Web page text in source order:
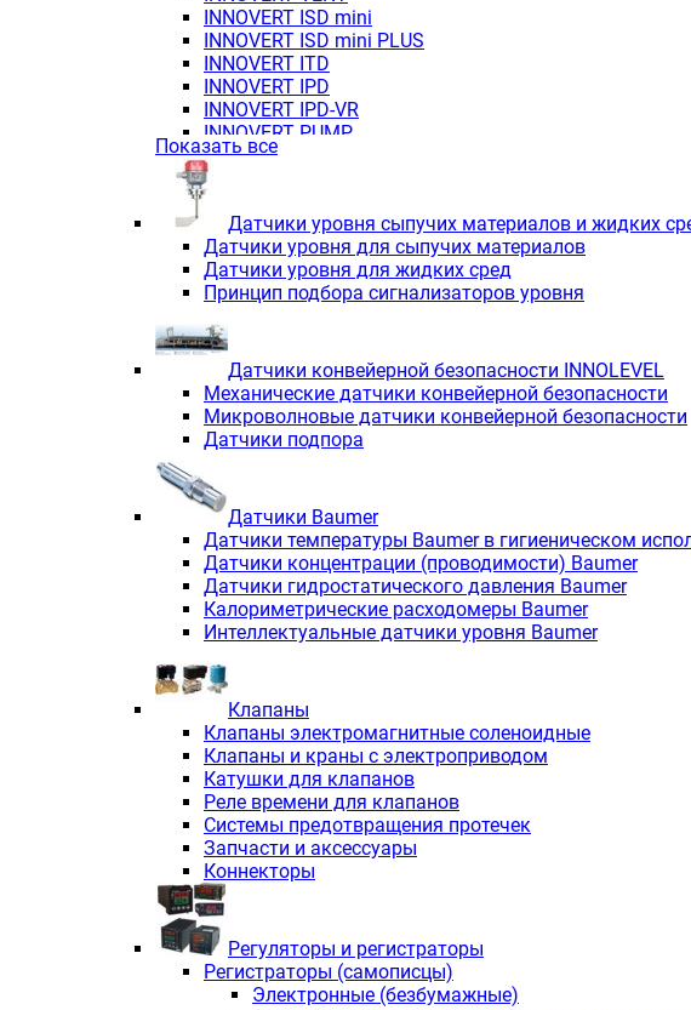
INNOVERT ISD mini
INNOVERT ISD mini PLUS
INNOVERT ITD
INNOVERT IРD
INNOVERT IРD-VR
INNOVERT PUMP
Показать все
Датчики уровня сыпучих материалов и жидких
Датчики уровня для сыпучих материалов
Датчики уровня для жидких сред
Принцип подбора сигнализаторов уровня
Датчики конвейерной безопасности INNOLEVEL
Механические датчики конвейерной безопасности
Микроволновые датчики конвейерной безопасности
Датчики подпора
Датчики Baumer
Датчики температуры Baumer в гигиеническом
Датчики концентрации (проводимости) Baumer
Датчики гидростатического давления Baumer
Калориметрические расходомеры Baumer
Интеллектуальные датчики уровня Baumer
Клапаны
Клапаны электромагнитные соленоидные
Клапаны и краны с электроприводом
Катушки для клапанов
Реле времени для клапанов
Системы предотвращения протечек
Запчасти и аксессуары
Коннекторы
Регуляторы и регистраторы
Регистраторы (самописцы)
Электронные (безбумажные)